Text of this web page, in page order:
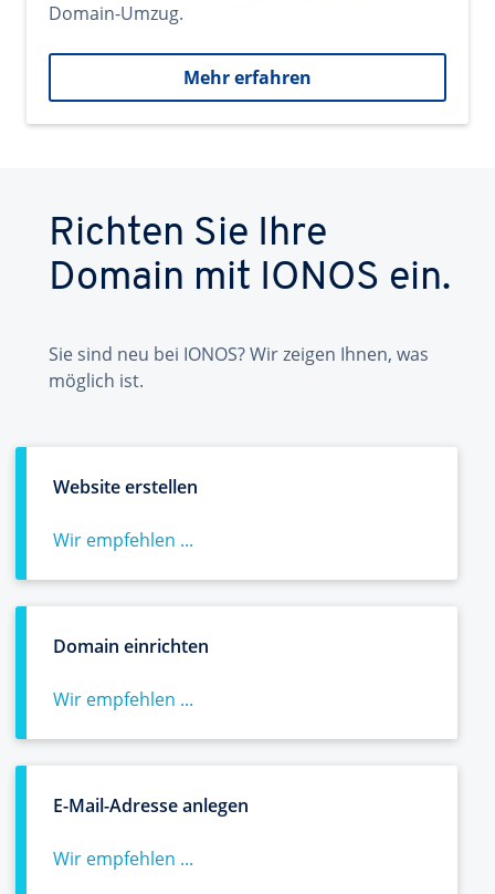
Domain-Umzug.
Mehr erfahren
Richten Sie Ihre
Domain mit IONOS ein.
Sie sind neu bei IONOS? Wir zeigen Ihnen, was
möglich ist.
Website erstellen
Wir empfehlen ...
Domain einrichten
Wir empfehlen ...
E-Mail-Adresse anlegen
Wir empfehlen ...